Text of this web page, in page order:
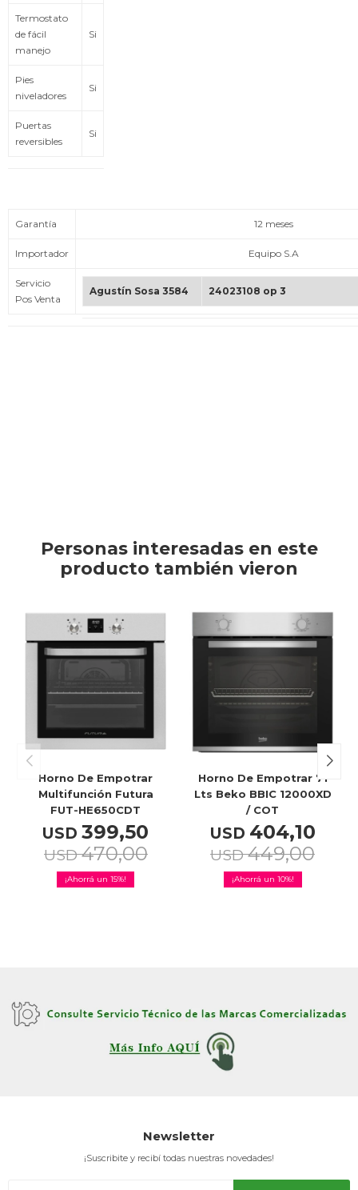
Termostato
de fácil
manejo
Si
Pies
niveladores
Si
Puertas
reversibles
Si
Garantía 12 meses
Importador Equipo S.A
Servicio
Pos Venta
Agustín Sosa 3584 24023108 op 3
Personas interesadas en este
producto también vieron
Horno De Empotrar
Multifunción Futura
FUT-HE650CDT
USD 399,50
USD 470,00
15
Horno De Empotrar 71
Lts Beko BBIC 12000XD
/ COT
USD 404,10
USD 449,00
10
Newsletter
¡Suscribite y recibí todas nuestras novedades!